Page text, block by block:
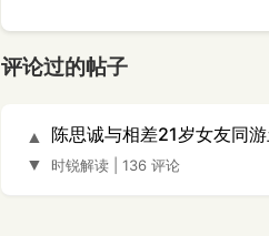
评论过的帖子
▲
▼
陈思诚与相差21岁女友同
时锐解读 136 评论